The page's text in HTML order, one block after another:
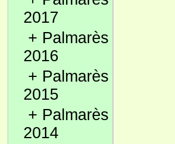
2017
+ Palmarès
2016
+ Palmarès
2015
+ Palmarès
2014